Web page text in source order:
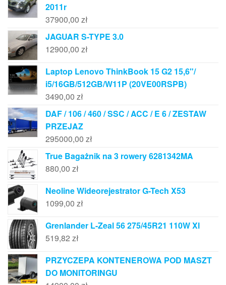
2011r
37900,00 zł
JAGUAR S-TYPE 3.0
12900,00 zł
Laptop Lenovo ThinkBook 15 G2 15,6"/
i5/16GB/512GB/W11P (20VE00RSPB)
3490,00 zł
DAF / 106 / 460 / SSC / ACC / E 6 / ZESTAW
PRZEJAZ
295000,00 zł
True Bagażnik na 3 rowery 6281342MA
880,00 zł
Neoline Wideorejestrator G-Tech X53
1099,00 zł
Grenlander L-Zeal 56 275/45R21 110W Xl
519,82 zł
PRZYCZEPA KONTENEROWA POD MASZT
DO MONITORINGU